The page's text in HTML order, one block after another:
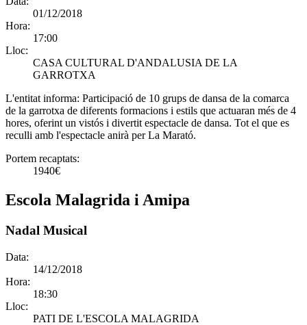
01/12/2018
Hora:
17:00
Lloc:
CASA CULTURAL D'ANDALUSIA DE LA
GARROTXA
L'entitat informa: Participació de 10 grups de dansa de la comarca
de la garrotxa de diferents formacions i estils que actuaran més de 4
hores, oferint un vistós i divertit espectacle de dansa. Tot el que es
reculli amb l'espectacle anirà per La Marató.
Portem recaptats:
1940€
Escola Malagrida i Amipa
Nadal Musical
Data:
14/12/2018
Hora:
18:30
Lloc:
PATI DE L'ESCOLA MALAGRIDA